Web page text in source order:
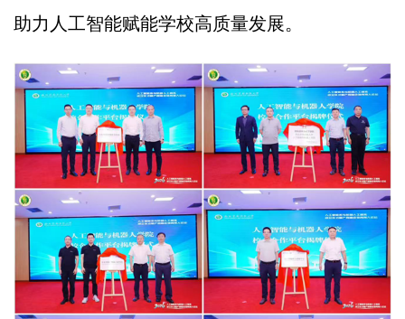
助力人工智能赋能学校高质量发展。